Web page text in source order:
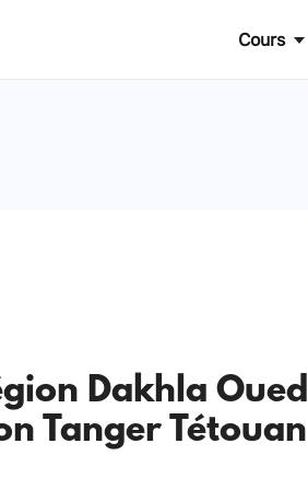
Cours
Dakhla Oued
Tanger Tétouan